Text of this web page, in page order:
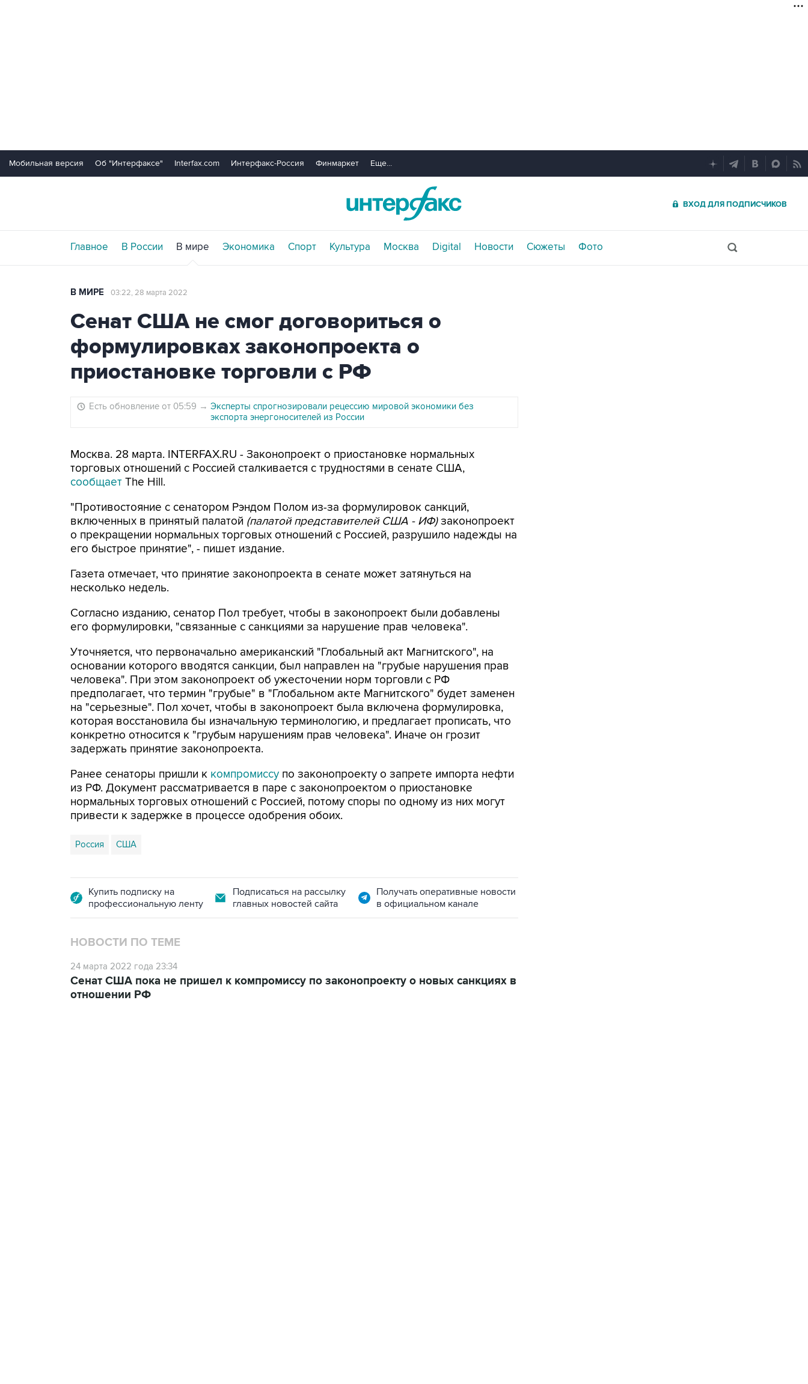
Мобильная версия Об "Интерфаксе" Interfax.com Интерфакс-Россия Финмаркет Еще...
ВХОД ДЛЯ ПОДПИСЧИКОВ
Главное В России В мире Экономика Спорт Культура Москва Digital Новости Сюжеты Фото
В МИРЕ 03:22, 28 марта 2022
Сенат США не смог договориться о
формулировках законопроекта о
приостановке торговли с РФ
Есть обновление от 05:59 → Эксперты спрогнозировали рецессию мировой экономики без
экспорта энергоносителей из России
Москва. 28 марта. INTERFAX.RU - Законопроект о приостановке нормальных
торговых отношений с Россией сталкивается с трудностями в сенате США,
сообщает The Hill.
"Противостояние с сенатором Рэндом Полом из-за формулировок санкций,
включенных в принятый палатой (палатой представителей США - ИФ)законопроект
о прекращении нормальных торговых отношений с Россией, разрушило надежды на
его быстрое принятие", - пишет издание.
Газета отмечает, что принятие законопроекта в сенате может затянуться на
несколько недель.
Согласно изданию, сенатор Пол требует, чтобы в законопроект были добавлены
его формулировки, "связанные с санкциями за нарушение прав человека".
Уточняется, что первоначально американский "Глобальный акт Магнитского", на
основании которого вводятся санкции, был направлен на "грубые нарушения прав
человека". При этом законопроект об ужесточении норм торговли с РФ
предполагает, что термин "грубые" в "Глобальном акте Магнитского" будет заменен
на "серьезные". Пол хочет, чтобы в законопроект была включена формулировка,
которая восстановила бы изначальную терминологию, и предлагает прописать, что
конкретно относится к "грубым нарушениям прав человека". Иначе он грозит
задержать принятие законопроекта.
Ранее сенаторы пришли к компромиссу по законопроекту о запрете импорта нефти
из РФ. Документ рассматривается в паре с законопроектом о приостановке
нормальных торговых отношений с Россией, потому споры по одному из них могут
привести к задержке в процессе одобрения обоих.
Россия США
Купить подписку на
профессиональную ленту
Подписаться на рассылку
главных новостей сайта
Получать оперативные новости
в официальном канале
НОВОСТИ ПО ТЕМЕ
24 марта 2022 года 23:34
Сенат США пока не пришел к компромиссу по законопроекту о новых санкциях в
отношении РФ